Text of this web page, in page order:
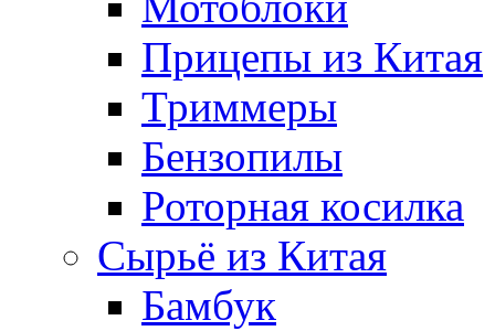
Прицепы из Китая
Триммеры
Бензопилы
Роторная косилка
Сырьё из Китая
Бамбук